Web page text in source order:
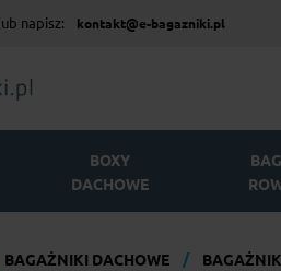
lub napisz: kontakt@e-bagazniki.pl
BOXY
DACHOWE
BAGAŻNIKI DACHOWE